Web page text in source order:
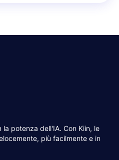
potenza dell'IA. Con Kiin, le
più facilmente e in